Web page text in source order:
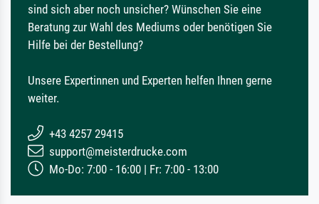
sind sich aber noch unsicher? Wünschen Sie eine
Beratung zur Wahl des Mediums oder benötigen Sie
Hilfe bei der Bestellung?
Unsere Expertinnen und Experten helfen Ihnen gerne
weiter.
+43 4257 29415
support@meisterdrucke.com
Mo-Do: 7:00 - 16:00 | Fr: 7:00 - 13:00